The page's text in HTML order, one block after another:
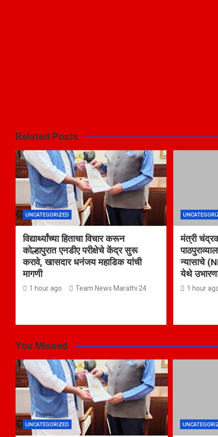
Related Posts
UNCATEGORIZED
विद्यार्थ्यांच्या हिताचा विचार करून
कोल्हापुरात एनडीए परीक्षेचे केंद्र सुरू
करावे, खासदार धनंजय महाडिक यांची
मागणी
1 hour ago Team News Marathi 24
मंत्री
न्यासाचे
येथे
1 hour
You Missed
UNCATEGORIZED